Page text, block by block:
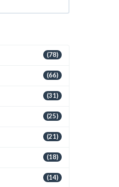
(78)
(66)
(31)
(25)
(21)
(18)
(14)